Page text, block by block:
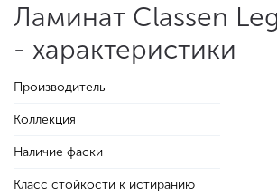
Ламинат Classen
- характеристики
Производитель
Коллекция
Наличие фаски
Класс стойкости к истиранию